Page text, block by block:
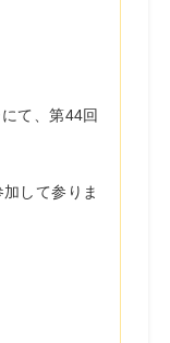
て、第44回
して参りま